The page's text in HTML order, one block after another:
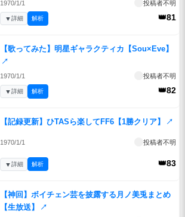
1970/1/1 投稿者不明
👑81
▼詳細 解析
【歌ってみた】明星ギャラクティカ【Sou×Eve】
↗
1970/1/1 投稿者不明
👑82
▼詳細 解析
【記録更新】ひTASら楽してFF6【1勝クリア】 ↗
1970/1/1 投稿者不明
👑83
▼詳細 解析
【神回】ボイチェン芸を披露する月ノ美兎まとめ
【生放送】
↗